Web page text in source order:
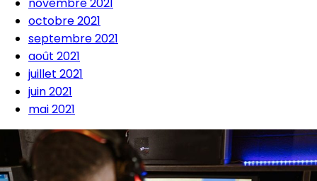
octobre 2021
septembre 2021
août 2021
juillet 2021
juin 2021
mai 2021